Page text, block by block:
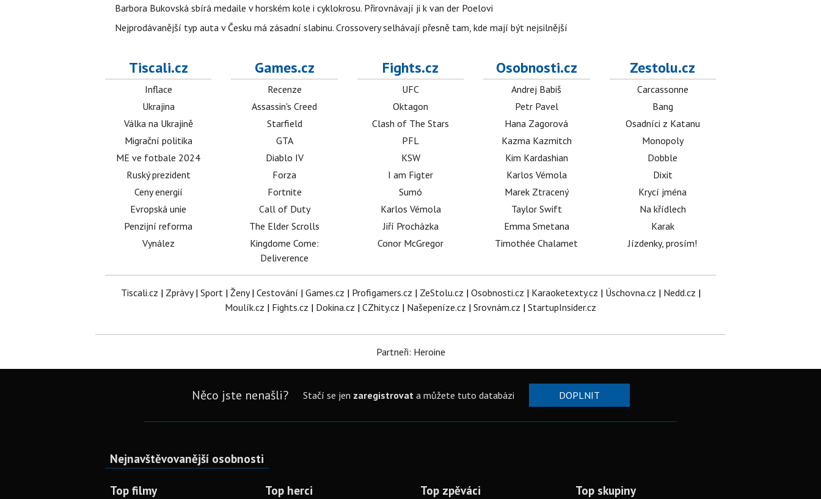
Barbora Bukovská sbírá medaile v horském kole i cyklokrosu. Přirovnávají ji k van der Poelovi
Nejprodávanější typ auta v Česku má zásadní slabinu. Crossovery selhávají přesně tam, kde mají být nejsilnější
Tiscali.cz
Inflace
Ukrajina
Válka na Ukrajině
Migrační politika
ME ve fotbale 2024
Ruský prezident
Ceny energií
Evropská unie
Penzijní reforma
Vynález
Games.cz
Recenze
Assassin's Creed
Starfield
GTA
Diablo IV
Forza
Fortnite
Call of Duty
The Elder Scrolls
Kingdome Come:
Deliverence
Fights.cz
UFC
Oktagon
Clash of The Stars
PFL
KSW
I am Figter
Sumó
Karlos Vémola
Jiří Procházka
Conor McGregor
Osobnosti.cz
Andrej Babiš
Petr Pavel
Hana Zagorová
Kazma Kazmitch
Kim Kardashian
Karlos Vémola
Marek Ztracený
Taylor Swift
Emma Smetana
Timothée Chalamet
Zestolu.cz
Carcassonne
Bang
Osadníci z Katanu
Monopoly
Dobble
Dixit
Krycí jména
Na křídlech
Karak
Jízdenky, prosím!
Tiscali.cz | Zprávy| Sport| Ženy| Cestování | Games.cz | Profigamers.cz | ZeStolu.cz | Osobnosti.cz | Karaoketexty.cz | Úschovna.cz | Nedd.cz |
Moulík.cz | Fights.cz | Dokina.cz | CZhity.cz | Našepeníze.cz | Srovnám.cz | StartupInsider.cz
Partneři: Heroine
Něco jste nenašli? Stačí se jen zaregistrovata můžete tuto databázi DOPLNIT
Nejnavštěvovanější osobnosti
Top filmy Top herci Top zpěváci Top skupiny